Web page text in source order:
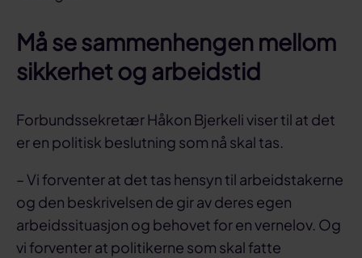
Må se sammenhengen mellom
sikkerhet og arbeidstid
Forbundssekretær Håkon Bjerkeli viser til at det
er en politisk beslutning som nå skal tas.
– Vi forventer at det tas hensyn til arbeidstakerne
og den beskrivelsen de gir av deres egen
arbeidssituasjon og behovet for en vernelov. Og
vi forventer at politikerne som skal fatte